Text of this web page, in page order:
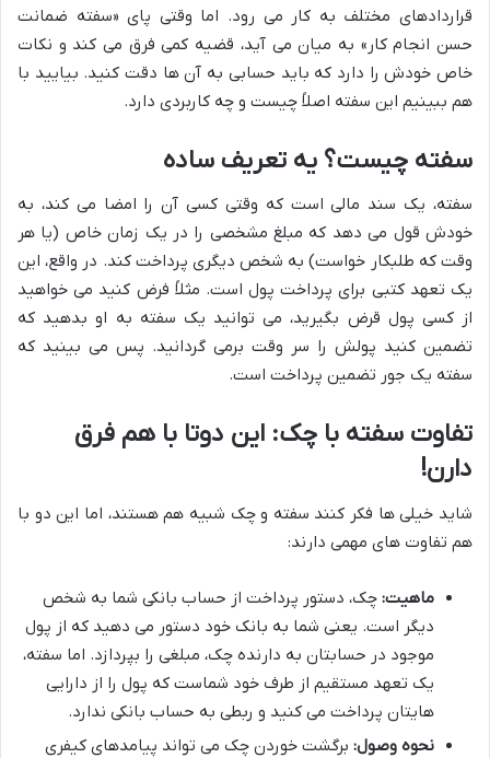
قراردادهای مختلف به کار می رود. اما وقتی پای «سفته ضمانت
حسن انجام کار» به میان می آید، قضیه کمی فرق می کند و نکات
خاص خودش را دارد که باید حسابی به آن ها دقت کنید. بیایید با
هم ببینیم این سفته اصلاً چیست و چه کاربردی دارد.
سفته چیست؟ یه تعریف ساده
سفته، یک سند مالی است که وقتی کسی آن را امضا می کند، به
خودش قول می دهد که مبلغ مشخصی را در یک زمان خاص (یا هر
وقت که طلبکار خواست) به شخص دیگری پرداخت کند. در واقع، این
یک تعهد کتبی برای پرداخت پول است. مثلاً فرض کنید می خواهید
از کسی پول قرض بگیرید، می توانید یک سفته به او بدهید که
تضمین کنید پولش را سر وقت برمی گردانید. پس می بینید که
سفته یک جور تضمین پرداخت است.
تفاوت سفته با چک: این دوتا با هم فرق
دارن!
شاید خیلی ها فکر کنند سفته و چک شبیه هم هستند، اما این دو با
هم تفاوت های مهمی دارند:
ماهیت: چک، دستور پرداخت از حساب بانکی شما به شخص
دیگر است. یعنی شما به بانک خود دستور می دهید که از پول
موجود در حسابتان به دارنده چک، مبلغی را بپردازد. اما سفته،
یک تعهد مستقیم از طرف خود شماست که پول را از دارایی
هایتان پرداخت می کنید و ربطی به حساب بانکی ندارد.
نحوه وصول: برگشت خوردن چک می تواند پیامدهای کیفری